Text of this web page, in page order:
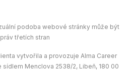
podoba webové stránky může být
třetích stran
vytvořila a provozuje Alma Career
sídlem Menclova 2538/2, Libeň, 180 00